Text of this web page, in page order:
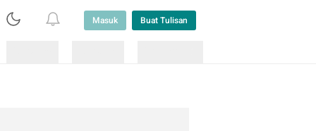
Masuk Buat Tulisan